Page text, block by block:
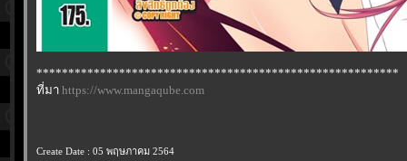
*********************************************************
ที่มา https://www.mangaqube.com
Create Date : 05 พฤษภาคม 2564